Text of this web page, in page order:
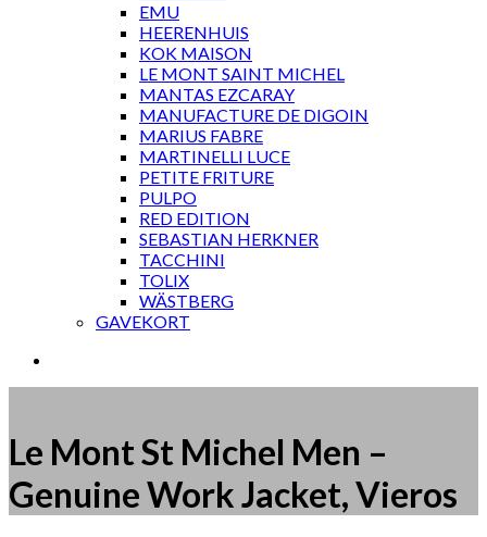
EMU
HEERENHUIS
KOK MAISON
LE MONT SAINT MICHEL
MANTAS EZCARAY
MANUFACTURE DE DIGOIN
MARIUS FABRE
MARTINELLI LUCE
PETITE FRITURE
PULPO
RED EDITION
SEBASTIAN HERKNER
TACCHINI
TOLIX
WÄSTBERG
GAVEKORT
Le Mont St Michel Men –
Genuine Work Jacket, Vieros